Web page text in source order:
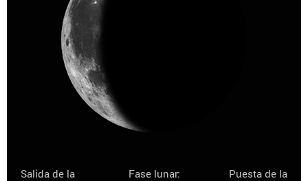
Salida de la
Fase lunar:
Puesta de la